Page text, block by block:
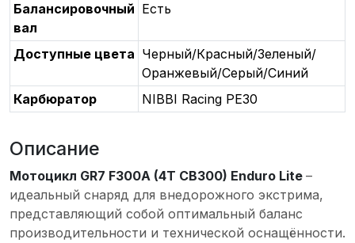
Балансировочный
вал
Есть
Доступные цвета Черный/Красный/Зеленый/
Оранжевый/Серый/Синий
Карбюратор
NIBBI Racing PE30
Описание
Мотоцикл GR7 F300A (4T CB300) Enduro Lite –
идеальный снаряд для внедорожного экстрима,
представляющий собой оптимальный баланс
производительности и технической оснащённости.